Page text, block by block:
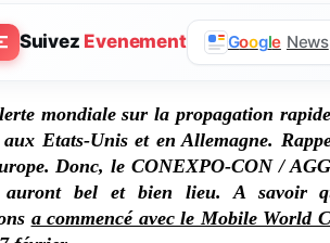
Suivez Evenement Google News
mondiale sur la propagation
Etats-Unis et en Allemagne.
Donc, le CONEXPO-CON /
bel et bien lieu. A savoir
a commencé avec le Mobile World